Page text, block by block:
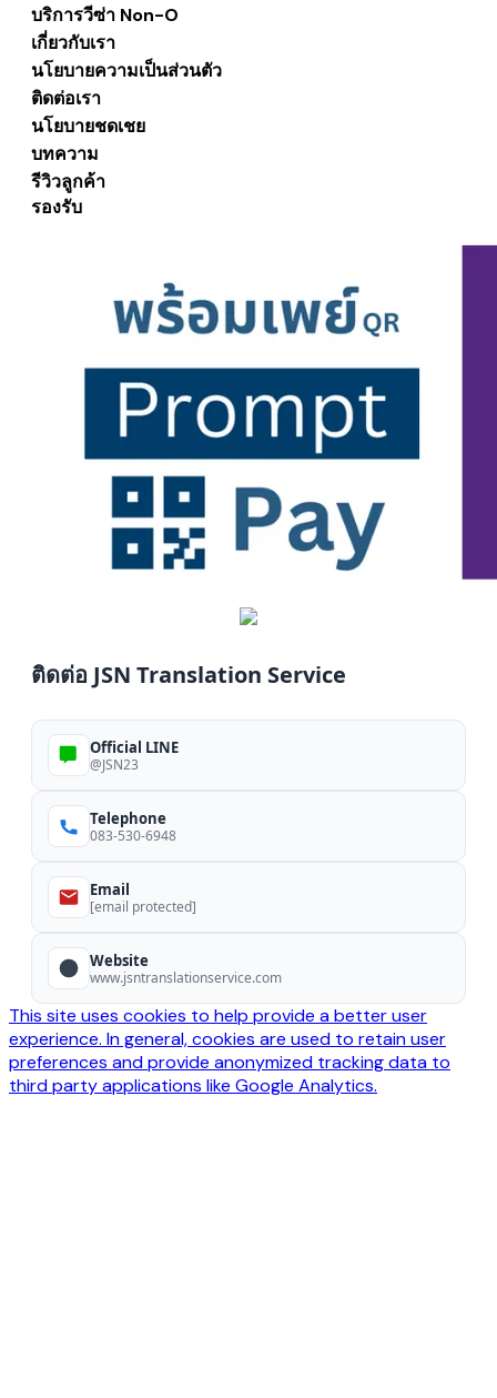
บริการวีซ่า Non-O
เกี่ยวกับเรา
นโยบายความเป็นส่วนตัว
ติดต่อเรา
นโยบายชดเชย
บทความ
รีวิวลูกค้า
รองรับ
ติดต่อ JSN Translation Service
Official LINE
@JSN23
Telephone
083-530-6948
Email
[email protected]
Website
www.jsntranslationservice.com
This site uses cookies to help provide a better user
experience. In general, cookies are used to retain user
preferences and provide anonymized tracking data to
third party applications like Google Analytics.